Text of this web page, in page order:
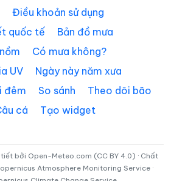
Xã Đăk Tô
Xã Đình Cương
Xã Đông Trà Bồng
Xã Ia Chim
Xã Kon Braih
Điều khoản sử dụng
quốc tế
Bản đồ mưa
Có mưa không?
UV
Ngày này năm xưa
đêm So sánh
Theo dõi bão
cá
Tạo widget
bởi Open-Meteo.com (CC BY 4.0) · Chất
Atmosphere Monitoring Service ·